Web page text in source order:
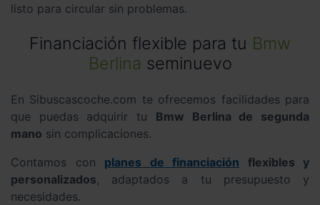
listo para circular sin problemas.
Financiación flexible para tu Bmw
Berlina seminuevo
En Sibuscascoche.com te ofrecemos facilidades para
que puedas adquirir tu Bmw Berlina de segunda
mano sin complicaciones.
Contamos con planes de financiación flexibles y
personalizados, adaptados a tu presupuesto y
necesidades.